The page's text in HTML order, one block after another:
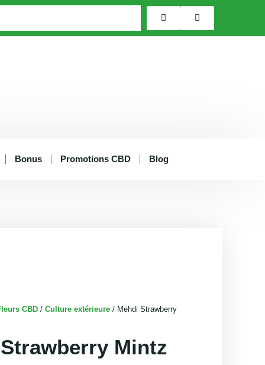
Bonus Promotions CBD Blog
CBD / Culture extérieure / Mehdi Strawberry
Mintz